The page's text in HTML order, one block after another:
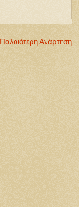
Παλαιότερη Ανάρτηση